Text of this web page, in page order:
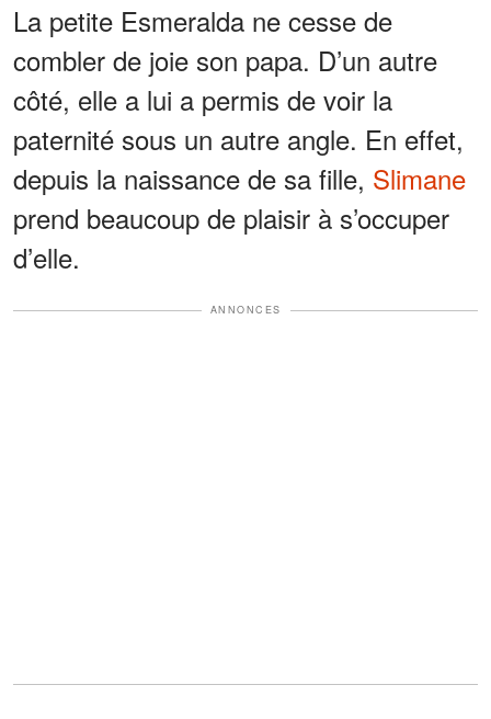
La petite Esmeralda ne cesse de
combler de joie son papa. D’un autre
côté, elle a lui a permis de voir la
paternité sous un autre angle. En effet,
depuis la naissance de sa fille, Slimane
prend beaucoup de plaisir à s’occuper
d’elle.
ANNONCES